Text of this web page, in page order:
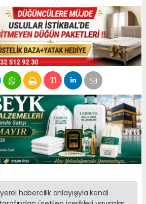
habercilik anlayışıyla kendi